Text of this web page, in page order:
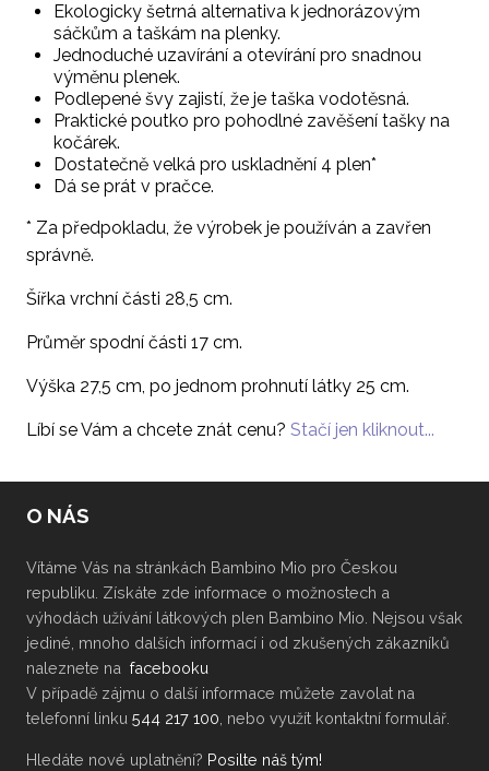
Ekologicky šetrná alternativa k jednorázovým
sáčkům a taškám na plenky.
Jednoduché uzavírání a otevírání pro snadnou
výměnu plenek.
Podlepené švy zajistí, že je taška vodotěsná.
Praktické poutko pro pohodlné zavěšení tašky na
kočárek.
Dostatečně velká pro uskladnění 4 plen*
Dá se prát v pračce.
* Za předpokladu, že výrobek je používán a zavřen
správně.
Šířka vrchní části 28,5 cm.
Průměr spodní části 17 cm.
Výška 27,5 cm, po jednom prohnutí látky 25 cm.
Líbí se Vám a chcete znát cenu? Stačí jen kliknout...
O NÁS
Vítáme Vás na stránkách Bambino Mio pro Českou
republiku. Získáte zde informace o možnostech a
výhodách užívání látkových plen Bambino Mio. Nejsou však
jediné, mnoho dalších informací i od zkušených zákazníků
naleznete na facebooku
V případě zájmu o další informace můžete zavolat na
telefonní linku 544 217 100 , nebo využít kontaktní formulář.
Hledáte nové uplatnění? Posilte náš tým!